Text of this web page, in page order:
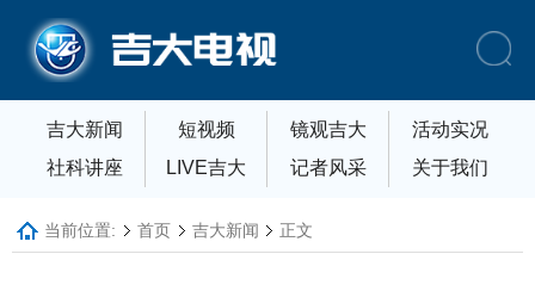
吉大新闻 短视频 镜观吉大
活动实况
社科讲座
LIVE吉大 记者风采 关于我们
当前位置: 首页 吉大新闻 正文